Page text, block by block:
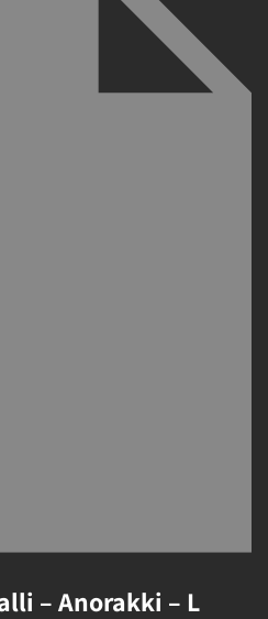
– Anorakki – L